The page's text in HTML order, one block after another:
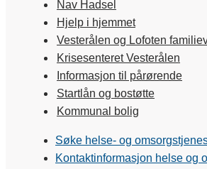
Nav Hadsel
Hjelp i hjemmet
Vesterålen og Lofoten
Krisesenteret Vesterålen
Informasjon til pårørende
Startlån og bostøtte
Kommunal bolig
Søke helse- og
Kontaktinformasjon helse og